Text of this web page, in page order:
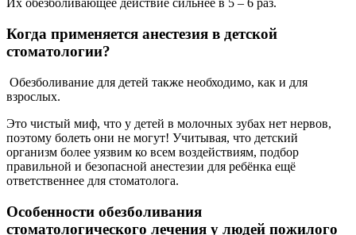
Их обезболивающее действие сильнее в 5 – 6 раз.
Когда применяется анестезия в детской
стоматологии?
Обезболивание для детей также необходимо, как и для
взрослых.
Это чистый миф, что у детей в молочных зубах нет нервов,
поэтому болеть они не могут! Учитывая, что детский
организм более уязвим ко всем воздействиям, подбор
правильной и безопасной анестезии для ребёнка ещё
ответственнее для стоматолога.
Особенности обезболивания
стоматологического лечения у людей пожилого